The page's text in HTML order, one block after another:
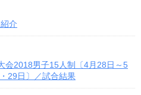
介
会2018男子15人制〔4月28日～5
29日〕／試合結果